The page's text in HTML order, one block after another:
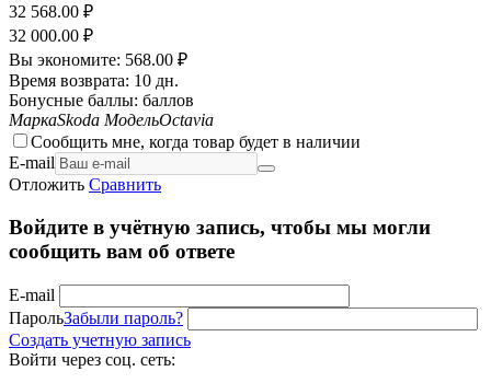
32 568.00 ₽
32 000.00 ₽
Вы экономите: 568.00 ₽
Время возврата: 10 дн.
Бонусные баллы: баллов
МаркаSkoda МодельOctavia
Сообщить мне, когда товар будет в наличии
E-mail
Отложить Сравнить
Войдите в учётную запись, чтобы мы могли
сообщить вам об ответе
E-mail
ПарольЗабыли пароль?
Создать учетную запись
Войти через соц. сеть: